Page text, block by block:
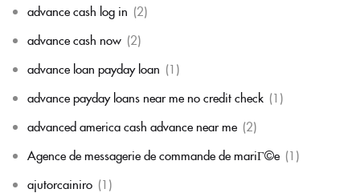
advance cash log in (2)
advance cash now (2)
advance loan payday loan (1)
advance payday loans near me no credit check (1)
advanced america cash advance near me (2)
Agence de messagerie de commande de mariГ©e (1)
ajutorcainiro (1)